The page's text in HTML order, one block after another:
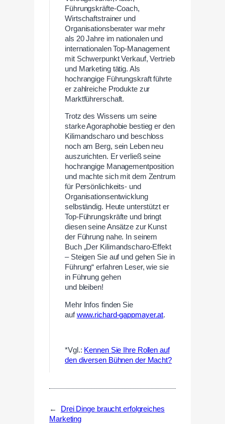
Führungskräfte-Coach,
Wirtschaftstrainer und
Organisationsberater war mehr
als 20 Jahre im nationalen und
internationalen Top-Management
mit Schwerpunkt Verkauf, Vertrieb
und Marketing tätig. Als
hochrangige Führungskraft führte
er zahlreiche Produkte zur
Marktführerschaft.
Trotz des Wissens um seine
starke Agoraphobie bestieg er den
Kilimandscharo und beschloss
noch am Berg, sein Leben neu
auszurichten. Er verließ seine
hochrangige Managementposition
und machte sich mit dem Zentrum
für Persönlichkeits- und
Organisationsentwicklung
selbständig. Heute unterstützt er
Top-Führungskräfte und bringt
diesen seine Ansätze zur Kunst
der Führung nahe. In seinem
Buch „Der Kilimandscharo-Effekt
– Steigen Sie auf und gehen Sie in
Führung“ erfahren Leser, wie sie
in Führung gehen
und bleiben!
Mehr Infos finden Sie
aufwww.richard-gappmayer.at.
*Vgl.: Kennen Sie Ihre Rollen auf
den diversen Bühnen der Macht?
←
Drei Dinge braucht erfolgreiches
Marketing